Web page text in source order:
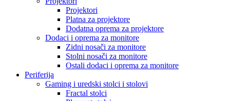
Projektori
Platna za projektore
Dodatna oprema za projektore
Dodaci i oprema za monitore
Zidni nosači za monitore
Stolni nosači za monitore
Ostali dodaci i oprema za monitore
Periferija
Gaming i uredski stolci i stolovi
Fractal stolci